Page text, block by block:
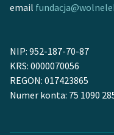
email
NIP: 952-187-70-87
KRS: 0000070056
REGON: 017423865
Numer konta: 75 1090